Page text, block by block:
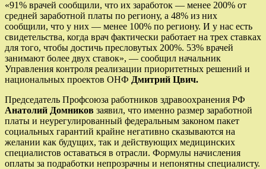
«91% врачей сообщили, что их заработок — менее 200% от
средней заработной платы по региону, а 48% из них
сообщили, что у них — менее 100% по региону. И у нас есть
свидетельства, когда врач фактически работает на трех ставках
для того, чтобы достичь пресловутых 200%. 53% врачей
занимают более двух ставок», — сообщил начальник
Управления контроля реализации приоритетных решений и
национальных проектов ОНФ Дмитрий Цвич.
Председатель Профсоюза работников здравоохранения РФ
Анатолий Домников заявил, что именно размер заработной
платы и неурегулированный федеральным законом пакет
социальных гарантий крайне негативно сказываются на
желании как будущих, так и действующих медицинских
специалистов оставаться в отрасли. Формулы начисления
оплаты за подработки непрозрачны и непонятны специалисту.